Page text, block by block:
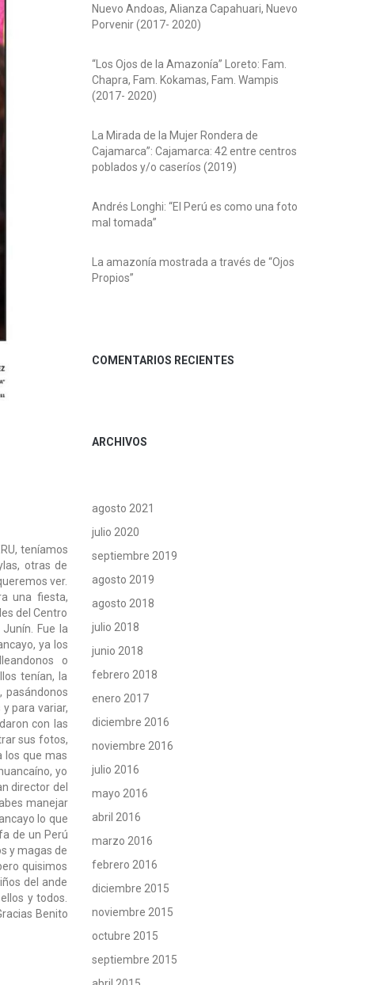
teníamos
otras de
ver.
una fiesta,
del Centro
Fue la
ya los
o
tenían, la
pasándonos
para variar,
con las
sus fotos,
los que mas
yo
director del
manejar
lo que
de un Perú
y magas de
quisimos
del ande
y todos.
Benito
Nuevo Andoas, Alianza Capahuari, Nuevo
Porvenir (2017- 2020)
“Los Ojos de la Amazonía” Loreto: Fam.
Chapra, Fam. Kokamas, Fam. Wampis
(2017- 2020)
La Mirada de la Mujer Rondera de
Cajamarca”: Cajamarca: 42 entre centros
poblados y/o caseríos (2019)
Andrés Longhi: “El Perú es como una foto
mal tomada”
La amazonía mostrada a través de “Ojos
Propios”
COMENTARIOS RECIENTES
ARCHIVOS
agosto 2021
julio 2020
septiembre 2019
agosto 2019
agosto 2018
julio 2018
junio 2018
febrero 2018
enero 2017
diciembre 2016
noviembre 2016
julio 2016
mayo 2016
abril 2016
marzo 2016
febrero 2016
diciembre 2015
noviembre 2015
octubre 2015
septiembre 2015